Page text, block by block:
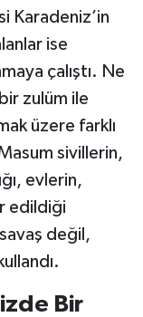
Karadeniz’in
ise
çalıştı. Ne
zulüm ile
üzere farklı
sivillerin,
evlerin,
edildiği
değil,
Bir